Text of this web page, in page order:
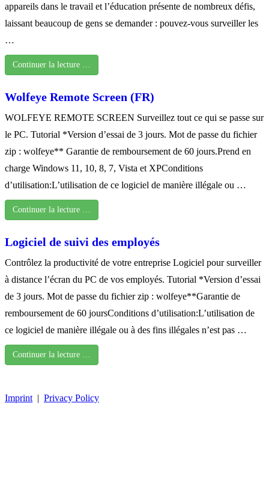
appareils dans le travail et l’éducation présente de nombreux défis,
laissant beaucoup de gens se demander : pouvez-vous surveiller les
…
Continuer la lecture …
Wolfeye Remote Screen (FR)
WOLFEYE REMOTE SCREEN Surveillez tout ce qui se passe sur
le PC. Tutorial *Version d’essai de 3 jours. Mot de passe du fichier
zip : wolfeye** Garantie de remboursement de 60 jours.Prend en
charge Windows 11, 10, 8, 7, Vista et XPConditions
d’utilisation:L’utilisation de ce logiciel de manière illégale ou …
Continuer la lecture …
Logiciel de suivi des employés
Contrôlez la productivité de votre entreprise Logiciel pour surveiller
à distance l’écran du PC de vos employés. Tutorial *Version d’essai
de 3 jours. Mot de passe du fichier zip : wolfeye**Garantie de
remboursement de 60 joursConditions d’utilisation:L’utilisation de
ce logiciel de manière illégale ou à des fins illégales n’est pas …
Continuer la lecture …
Imprint | Privacy Policy